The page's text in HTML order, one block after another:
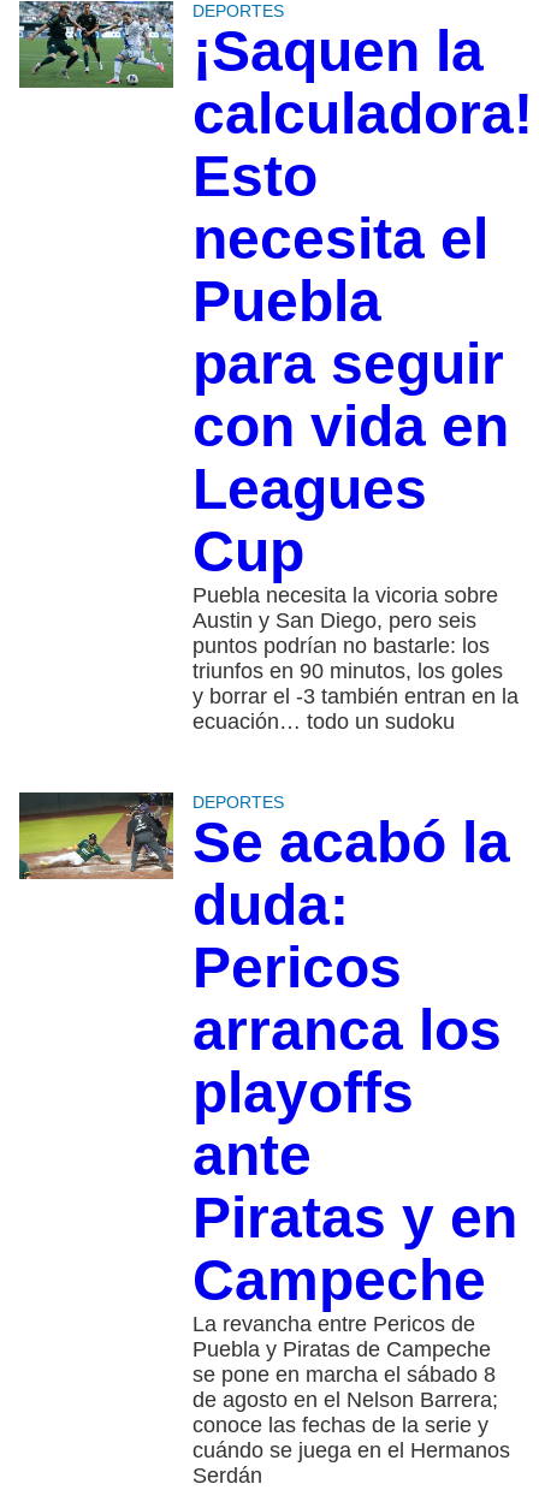
DEPORTES
¡Saquen la
calculadora!
Esto
necesita el
Puebla
para seguir
con vida en
Leagues
Cup
Puebla necesita la vicoria sobre
Austin y San Diego, pero seis
puntos podrían no bastarle: los
triunfos en 90 minutos, los goles
y borrar el -3 también entran en la
ecuación… todo un sudoku
DEPORTES
Se acabó la
duda:
Pericos
arranca los
playoffs
ante
Piratas y en
Campeche
La revancha entre Pericos de
Puebla y Piratas de Campeche
se pone en marcha el sábado 8
de agosto en el Nelson Barrera;
conoce las fechas de la serie y
cuándo se juega en el Hermanos
Serdán